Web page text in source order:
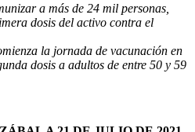
a más de 24 mil personas,
dosis del activo contra el
la jornada de vacunación en
dosis a adultos de entre 50 y 59